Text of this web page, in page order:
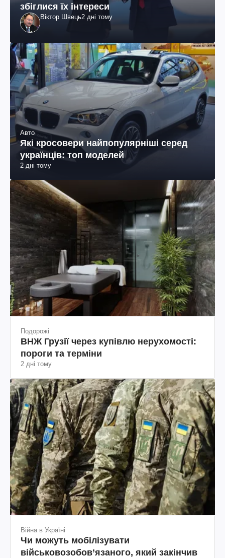
збіглися їх інтереси
Віктор Швець2 дні тому
Авто
Які кросовери найпопулярніші серед
українців: топ моделей
2 дні тому
Подорожі
ВНЖ Грузії через купівлю нерухомості:
пороги та терміни
2 дні тому
Війна в Україні
Чи можуть мобілізувати
військовозобов’язаного, який закінчив